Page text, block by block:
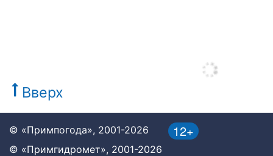
Вверх
12+
© «Примпогода», 2001-2026
© «Примгидромет», 2001-2026